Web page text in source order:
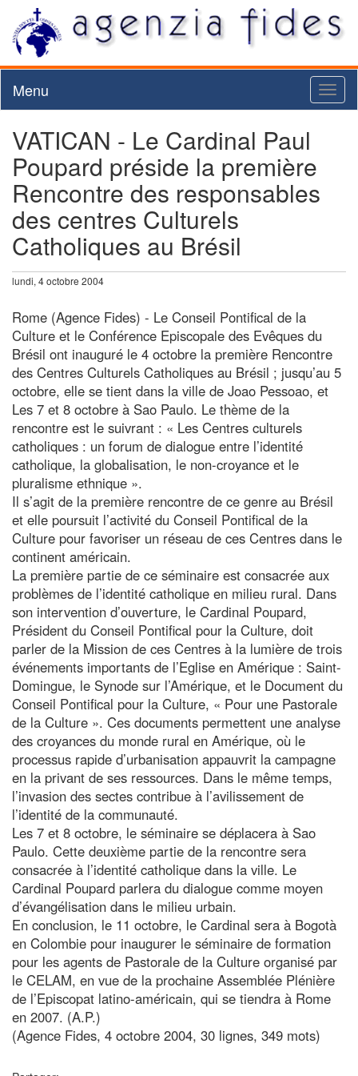
Menu
VATICAN - Le Cardinal Paul
Poupard préside la première
Rencontre des responsables
des centres Culturels
Catholiques au Brésil
lundi, 4 octobre 2004
Rome (Agence Fides) - Le Conseil Pontifical de la
Culture et le Conférence Episcopale des Evêques du
Brésil ont inauguré le 4 octobre la première Rencontre
des Centres Culturels Catholiques au Brésil ; jusqu’au 5
octobre, elle se tient dans la ville de Joao Pessoao, et
Les 7 et 8 octobre à Sao Paulo. Le thème de la
rencontre est le suivrant : « Les Centres culturels
catholiques : un forum de dialogue entre l’identité
catholique, la globalisation, le non-croyance et le
pluralisme ethnique ».
Il s’agit de la première rencontre de ce genre au Brésil
et elle poursuit l’activité du Conseil Pontifical de la
Culture pour favoriser un réseau de ces Centres dans le
continent américain.
La première partie de ce séminaire est consacrée aux
problèmes de l’identité catholique en milieu rural. Dans
son intervention d’ouverture, le Cardinal Poupard,
Président du Conseil Pontifical pour la Culture, doit
parler de la Mission de ces Centres à la lumière de trois
événements importants de l’Eglise en Amérique : Saint-
Domingue, le Synode sur l’Amérique, et le Document du
Conseil Pontifical pour la Culture, « Pour une Pastorale
de la Culture ». Ces documents permettent une analyse
des croyances du monde rural en Amérique, où le
processus rapide d’urbanisation appauvrit la campagne
en la privant de ses ressources. Dans le même temps,
l’invasion des sectes contribue à l’avilissement de
l’identité de la communauté.
Les 7 et 8 octobre, le séminaire se déplacera à Sao
Paulo. Cette deuxième partie de la rencontre sera
consacrée à l’identité catholique dans la ville. Le
Cardinal Poupard parlera du dialogue comme moyen
d’évangélisation dans le milieu urbain.
En conclusion, le 11 octobre, le Cardinal sera à Bogotà
en Colombie pour inaugurer le séminaire de formation
pour les agents de Pastorale de la Culture organisé par
le CELAM, en vue de la prochaine Assemblée Plénière
de l’Episcopat latino-américain, qui se tiendra à Rome
en 2007. (A.P.)
(Agence Fides, 4 octobre 2004, 30 lignes, 349 mots)